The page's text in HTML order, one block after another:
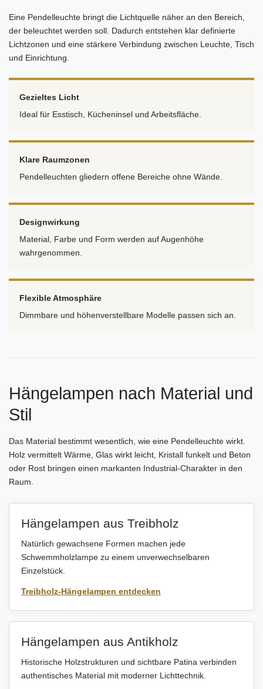
Eine Pendelleuchte bringt die Lichtquelle näher an den Bereich,
der beleuchtet werden soll. Dadurch entstehen klar definierte
Lichtzonen und eine stärkere Verbindung zwischen Leuchte, Tisch
und Einrichtung.
Gezieltes Licht
Ideal für Esstisch, Kücheninsel und Arbeitsfläche.
Klare Raumzonen
Pendelleuchten gliedern offene Bereiche ohne Wände.
Designwirkung
Material, Farbe und Form werden auf Augenhöhe
wahrgenommen.
Flexible Atmosphäre
Dimmbare und höhenverstellbare Modelle passen sich an.
Hängelampen nach Material und
Stil
Das Material bestimmt wesentlich, wie eine Pendelleuchte wirkt.
Holz vermittelt Wärme, Glas wirkt leicht, Kristall funkelt und Beton
oder Rost bringen einen markanten Industrial-Charakter in den
Raum.
Hängelampen aus Treibholz
Natürlich gewachsene Formen machen jede
Schwemmholzlampe zu einem unverwechselbaren
Einzelstück.
Treibholz-Hängelampen entdecken
Hängelampen aus Antikholz
Historische Holzstrukturen und sichtbare Patina verbinden
authentisches Material mit moderner Lichttechnik.